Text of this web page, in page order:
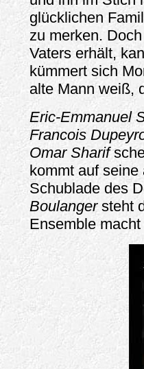
glücklichen
zu merken.
Vaters erhält,
kümmert sich
alte Mann weiß,
Eric-Emmanuel
Francois
Omar Sharif
kommt auf seine
Schublade des
Boulangersteht
Ensemble